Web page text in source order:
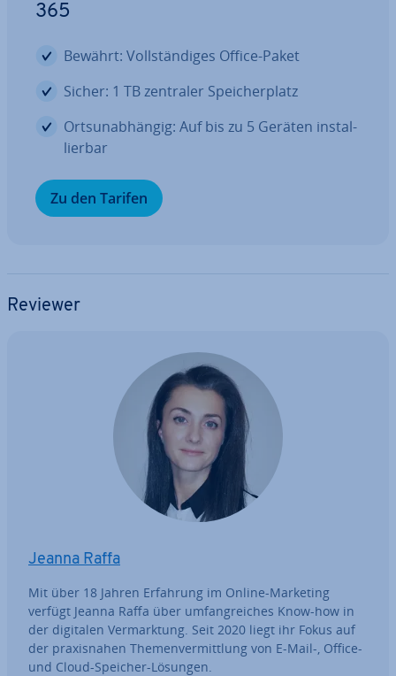
365
Bewährt: Voll­stän­di­ges Office-Paket
Sicher: 1 TB zentraler Spei­cher­platz
Orts­un­ab­hän­gig: Auf bis zu 5 Geräten in­stal­
lier­bar
Zu den Tarifen
Reviewer
Jeanna Raffa
Mit über 18 Jahren Erfahrung im Online-Marketing
verfügt Jeanna Raffa über um­fang­rei­ches Know-how in
der digitalen Ver­mark­tung. Seit 2020 liegt ihr Fokus auf
der pra­xis­na­hen The­men­ver­mitt­lung von E-Mail-, Office-
und Cloud-Speicher-Lösungen.